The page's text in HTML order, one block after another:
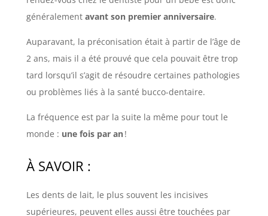
généralement avant son premier anniversaire.
Auparavant, la préconisation était à partir de l’âge de
2 ans, mais il a été prouvé que cela pouvait être trop
tard lorsqu’il s’agit de résoudre certaines pathologies
ou problèmes liés à la santé bucco-dentaire.
La fréquence est par la suite la même pour tout le
monde : une fois par an!
À SAVOIR :
Les dents de lait, le plus souvent les incisives
supérieures, peuvent elles aussi être touchées par